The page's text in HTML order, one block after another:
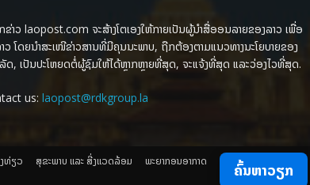
ຂ່າວ laopost.com ຈະສ້າງໂຕເອງໃຫ້ກາຍເປັນຜູ້ນຳສື່ອອນລາຍຂອງລາວ ເພື່ອ
ວ ໂດຍນຳສະເໜີຂ່າວສານທີ່ມີຄຸນນະພາບ, ຖືກຕ້ອງຕາມແນວທາງນະໂຍບາຍຂອງ
ດ, ເປັນປະໂຫຍດຕໍ່ຜູ້ຊົມໃຫ້ໄດ້ຫຼາກຫຼາຍທີ່ສຸດ, ຈະແຈ້ງທີ່ສຸດ ແລະວ່ອງໄວທີ່ສຸດ.
us: laopost@rdkgroup.la
ທ່ຽວ ສຸຂະພາບ ແລະ ສີ່ງແວດລ້ອມ ພະຍາກອນອາກາດ ຄົ້ນຫາວຽກ